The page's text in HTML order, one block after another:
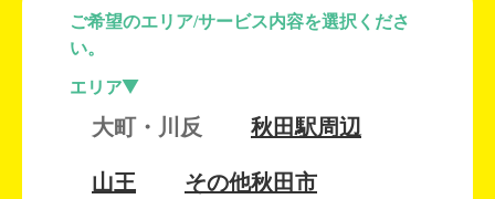
ご希望のエリア/サービス内容を選択くださ
い。
エリア
大町・川反 秋田駅周辺
山王 その他秋田市